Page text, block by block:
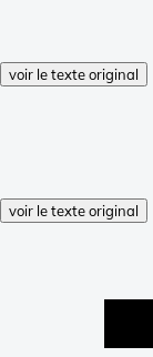
voir le texte original
voir le texte original